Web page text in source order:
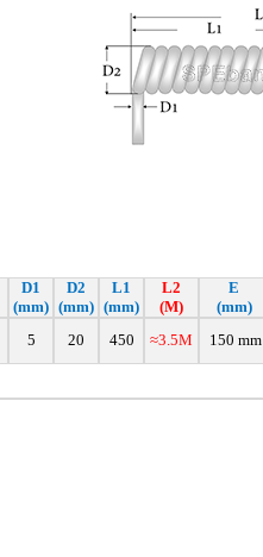
D1
(mm)
D2
(mm)
L1
(mm)
L2
(M)
E
(mm)
5 20 450 ≈3.5M 150 mm